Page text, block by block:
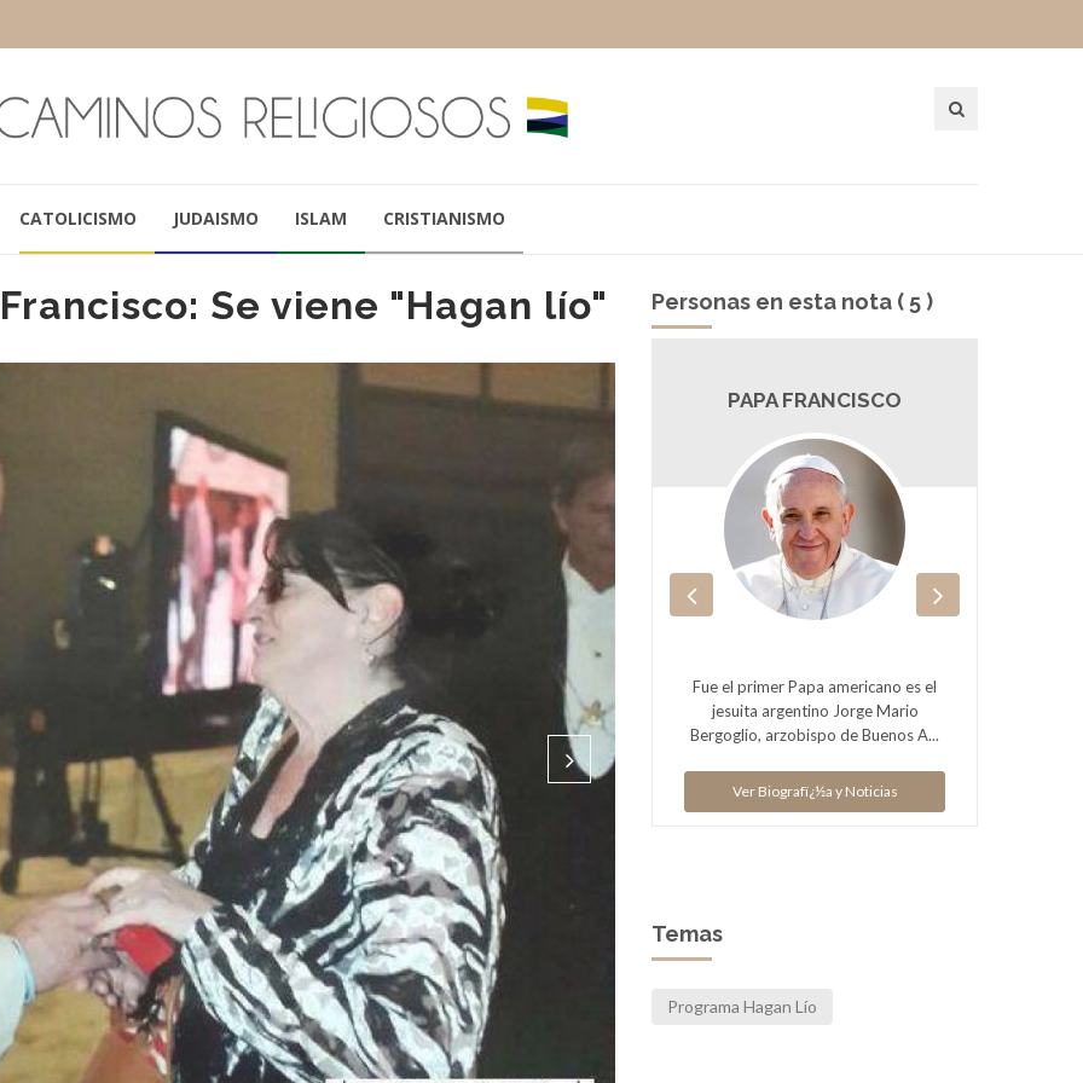
CATOLICISMO JUDAISMO ISLAM CRISTIANISMO
Se viene "Hagan lío" Personas en esta nota ( 5 )
Nació el 12 de mayo de 1962 en
Burzaco. Sacerdote del clero
diocesano de la arquidiócesis de
Buenos ...
Ver Biografï¿½a y Noticias
PAPA FRANCISCO
Fue el primer Papa americano es el
jesuita argentino Jorge Mario
Bergoglio, arzobispo de Buenos A...
Ver Biografï¿½a y Noticias
GUILLERMO MORENO
de la Universidad Argentina de la
Empresa en 1985, donde presidió
e...
Ver Biografï¿½a y Noticias
Temas
Programa Hagan Lío